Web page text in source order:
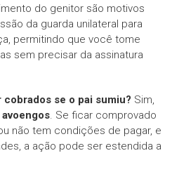
do genitor são motivos
da guarda unilateral para
permitindo que você tome
sem precisar da assinatura
cobrados se o pai sumiu? Sim,
. Se ficar comprovado
não tem condições de pagar, e
a ação pode ser estendida a